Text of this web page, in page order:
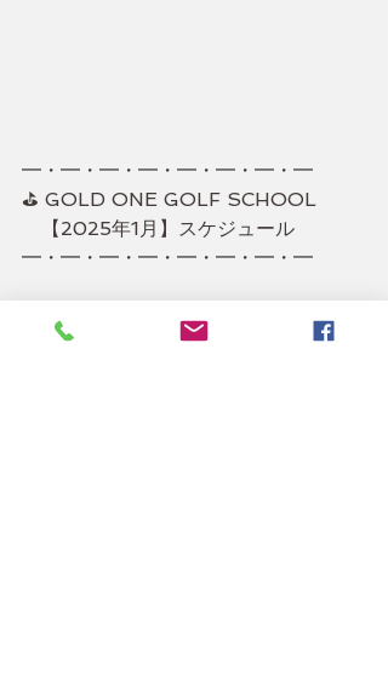
━・━・━・━・━・━・━・━
⛳ GOLD ONE GOLF SCHOOL
【2025年1月】スケジュール
━・━・━・━・━・━・━・━